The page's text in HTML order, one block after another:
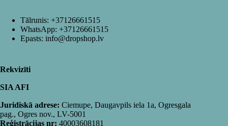
Tālrunis: +37126661515
WhatsApp: +37126661515
Epasts: info@dropshop.lv
Rekvizīti
SIA AFI
Juridiskā adrese: Ciemupe, Daugavpils iela 1a, Ogresgala
pag., Ogres nov., LV-5001
Reģistrācijas nr: 40003608181